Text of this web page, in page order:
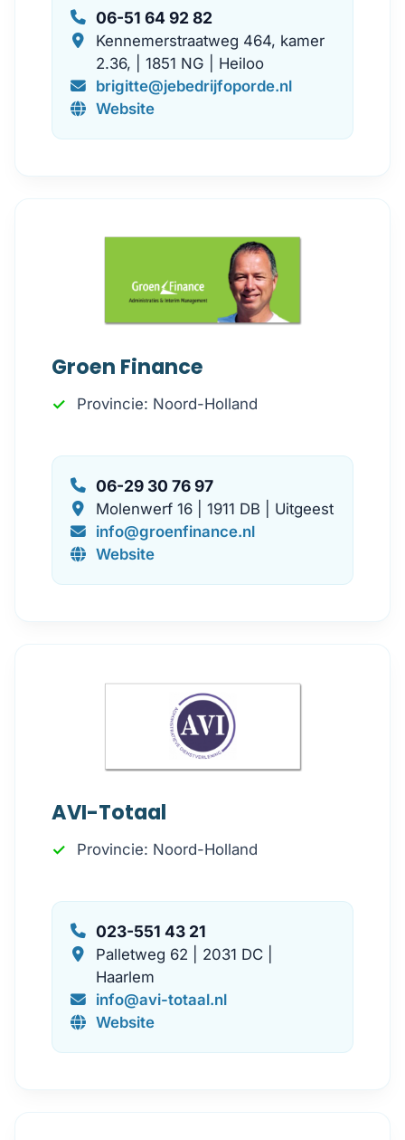
06-51 64 92 82
Kennemerstraatweg 464, kamer
2.36, | 1851 NG | Heiloo
brigitte@jebedrijfoporde.nl
Website
Groen Finance
Provincie: Noord-Holland
06-29 30 76 97
Molenwerf 16 | 1911 DB | Uitgeest
info@groenfinance.nl
Website
AVI-Totaal
Provincie: Noord-Holland
023-551 43 21
Palletweg 62 | 2031 DC |
Haarlem
info@avi-totaal.nl
Website